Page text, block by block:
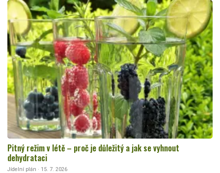
Pitný režim v létě – proč je důležitý a jak se vyhnout
dehydrataci
Jídelní plán · 15. 7. 2026